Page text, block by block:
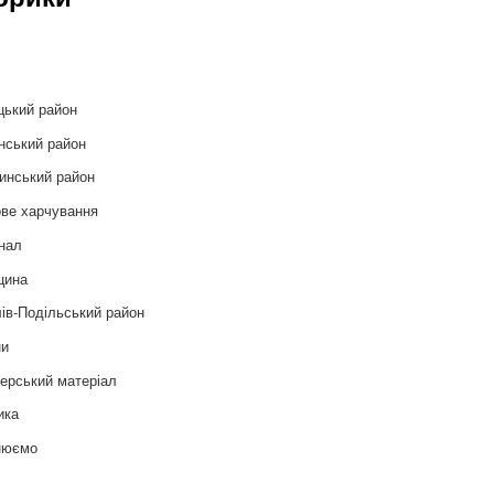
район
район
район
харчування
Подільський район
матеріал